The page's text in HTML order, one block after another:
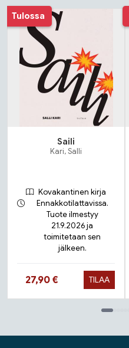
Tuoteluettelon alku
Tulossa
Saili
Kari, Salli
Kovakantinen kirja
Ennakkotilattavissa.
Tuote ilmestyy
21.9.2026 ja
toimitetaan sen
jälkeen.
Hinta nyt
27,90 € TILAA